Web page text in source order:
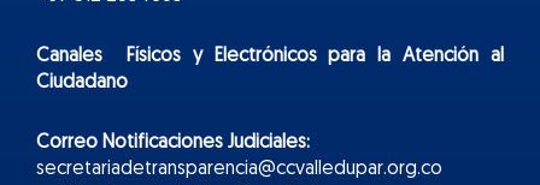
Canales Físicos yElectrónicospara la Atención al
Ciudadano
Correo Notificaciones Judiciales:
secretariadetransparencia@ccvalledupar.org.co